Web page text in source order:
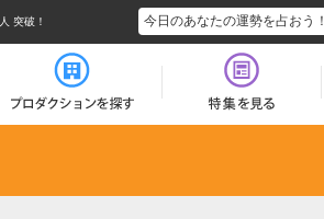
突破！ 今日のあなたの運勢を占おう！